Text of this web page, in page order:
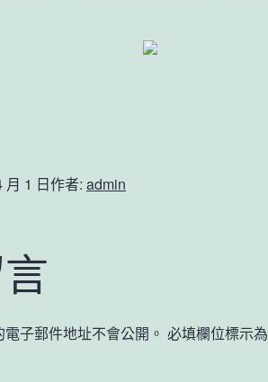
月 1 日作者: admin
子郵件地址不會公開。 必填欄位標示為